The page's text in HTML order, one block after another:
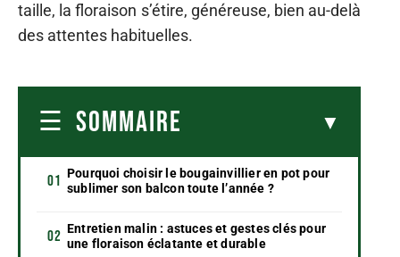
taille, la floraison s’étire, généreuse, bien au-delà
des attentes habituelles.
SOMMAIRE
Pourquoi choisir le bougainvillier en pot pour
sublimer son balcon toute l’année ?
Entretien malin : astuces et gestes clés pour
une floraison éclatante et durable